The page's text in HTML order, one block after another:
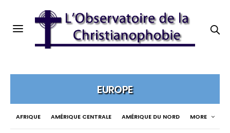
EUROPE
AFRIQUE AMÉRIQUE CENTRALE AMÉRIQUE DU NORD MORE